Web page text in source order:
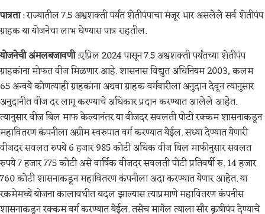
पात्रता: राज्यातील 7.5 अश्वशक्ती पर्यंत शेतीपंपाचा मंजूर भार असलेले सर्व शेतीपंप
ग्राहक या योजनेचा लाभ घेण्यास पात्र राहतील.
योजनेची अंमलबजावणी:एप्रिल 2024 पासून 7.5 अश्वशक्ती पर्यंतच्या शेतीपंप
ग्राहकांना मोफत वीज मिळणार आहे. शासनास विद्युत अधिनियम 2003, कलम
65 अन्वये कोणत्याही ग्राहकांना अथवा ग्राहक वर्गवारीला अनुदान देवून त्यानुसार
अनुदानीत वीज दर लागू करण्याचे अधिकार प्रदान करण्यात आलेले आहेत.
त्यानुसार वीज बिल माफ केल्यानंतर या वीजदर सवलती पोटी रक्कम शासनाकडून
महावितरण कंपनीला अग्रीम स्वरुपात वर्ग करण्यात येईल. सध्या देण्यात येणारी
वीजदर सवलत रुपये 6 हजार 985 कोटी अधिक वीज बिल माफीनुसार सवलत
रुपये 7 हजार 775 कोटी असे वार्षिक वीजदर सवलती पोटी प्रतिवर्षी रु. 14 हजार
760 कोटी शासनाकडून महावितरण कंपनीला अदा करण्यात येणार आहेत. या
रकमेमध्ये योजना कालावधीत बदल झाल्यास त्याप्रमाणे महावितरण कंपनीस
शासनाकडून रक्कम वर्ग करण्यात येईल. तसेच मागेल त्याला सौर कृषीपंप देण्याचे